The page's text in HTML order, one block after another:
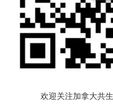
欢迎关注加拿大共